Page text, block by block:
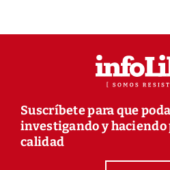
Suscríbete para que
investigando y
calidad